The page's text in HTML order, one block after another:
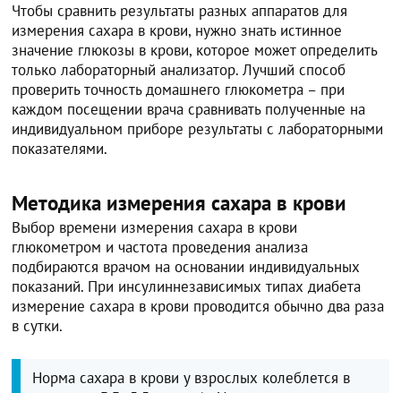
Чтобы сравнить результаты разных аппаратов для
измерения сахара в крови, нужно знать истинное
значение глюкозы в крови, которое может определить
только лабораторный анализатор. Лучший способ
проверить точность домашнего глюкометра – при
каждом посещении врача сравнивать полученные на
индивидуальном приборе результаты с лабораторными
показателями.
Методика измерения сахара в крови
Выбор времени измерения сахара в крови
глюкометром и частота проведения анализа
подбираются врачом на основании индивидуальных
показаний. При инсулиннезависимых типах диабета
измерение сахара в крови проводится обычно два раза
в сутки.
Норма сахара в крови у взрослых колеблется в